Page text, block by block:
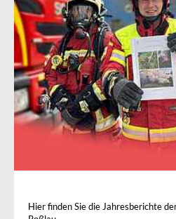
Hier finden Sie die Jahresberichte